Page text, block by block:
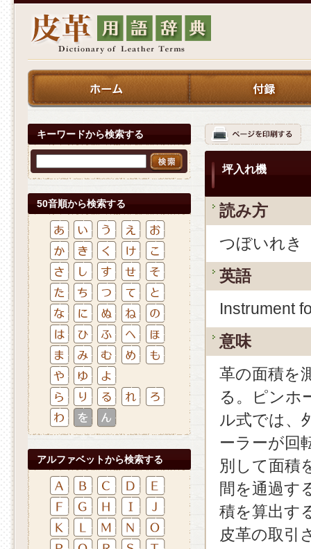
キーワードから検索する
50音順から検索する
アルファベットから検索する
坪入れ機
読み方
つぼいれき
英語
Instrument
意味
革の面積を
る。ピンホ
ル式では、
ーラーが回
別して面積
間を通過す
積を算出す
皮革の取引